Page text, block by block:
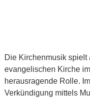
Die Kirchenmusik spielt
evangelischen Kirche
herausragende Rolle.
Verkündigung mittels